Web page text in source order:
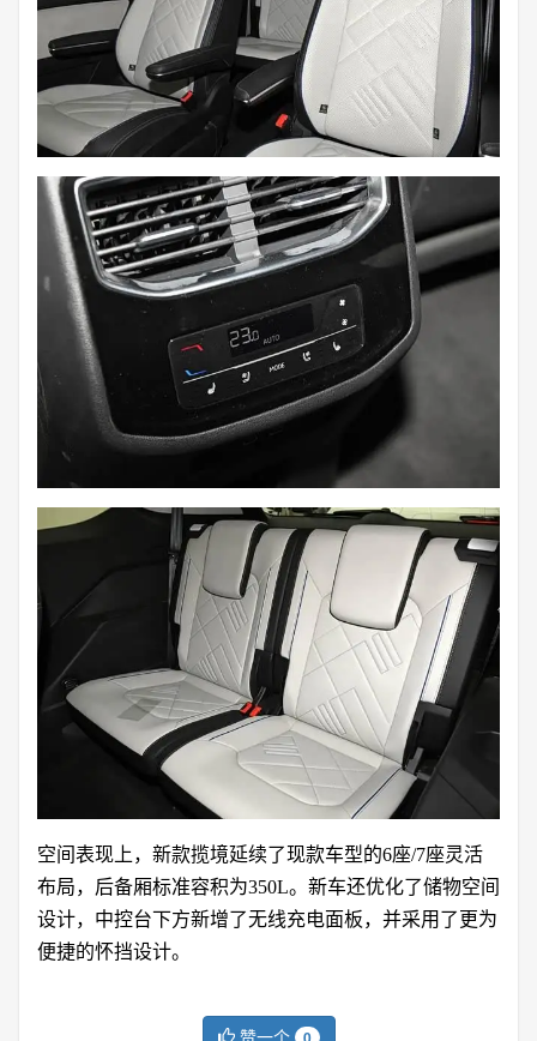
空间表现上，新款揽境延续了现款车型的6座/7座灵活
布局，后备厢标准容积为350L。新车还优化了储物空间
设计，中控台下方新增了无线充电面板，并采用了更为
便捷的怀挡设计。